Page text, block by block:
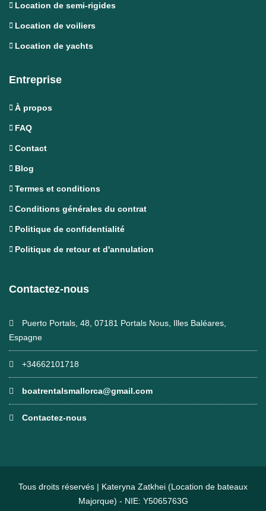
Location de semi-rigides
Location de voiliers
Location de yachts
Entreprise
À propos
FAQ
Contact
Blog
Termes et conditions
Conditions générales du contrat
Politique de confidentialité
Politique de retour et d'annulation
Contactez-nous
Puerto Portals, 48, 07181 Portals Nous, Illes Baléares,
Espagne
+34662101718
boatrentalsmallorca@gmail.com
Contactez-nous
Tous droits réservés | Kateryna Zatkhei (Location de bateaux
Majorque) - NIE: Y5065763G